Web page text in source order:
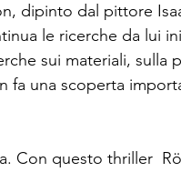
dipinto dal pittore
le ricerche da lui
sui materiali, sulla
fa una scoperta
Con questo thriller